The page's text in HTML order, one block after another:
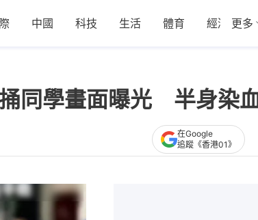
中國 科技 生活 體育 經濟 更多
同學畫面曝光 半身染
在Google
追蹤《香港01》